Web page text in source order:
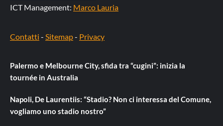
ICT Management: Marco Lauria
Contatti - Sitemap- Privacy
Palermo e Melbourne City, sfida tra “cugini”: inizia la
tournée in Australia
Napoli, De Laurentiis: “Stadio? Non ci interessa del Comune,
vogliamo uno stadio nostro”